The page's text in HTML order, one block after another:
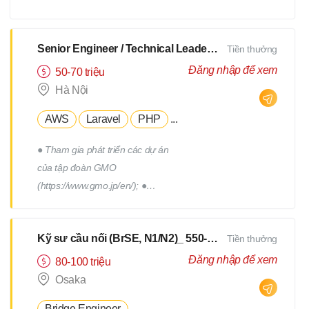
xây dựng thương hiệu tuyển
triển, quản lý đội ngũ Hr
Freelance của Devwork
Senior Engineer / Technical Leader - N2 Tiếng Nhật - Lương upto $3000
50-70 triệu
Hà Nội
AWS Laravel PHP ...
● Tham gia phát triển các dự án
của tập đoàn GMO
(https://www.gmo.jp/en/); ●
cùng với đội phát triển thuộc
phòng R&D của tập đoàn; ●
Phối hợp với các thành viên
Tiền thưởng
Đăng nhập để xem
Kỹ sư cầu nối (BrSE, N1/N2)_ 550-750Man
80-100 triệu
Osaka
Tiền thưởng
Đăng nhập để xem